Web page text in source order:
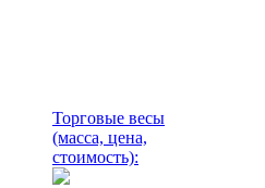
Торговые весы
(масса, цена,
стоимость):